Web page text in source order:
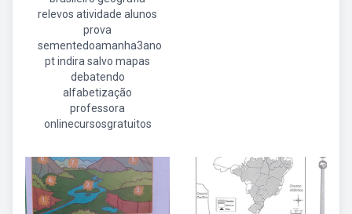
relevos atividade alunos
prova
sementedoamanha3ano
pt indira salvo mapas
debatendo
alfabetização
professora
onlinecursosgratuitos